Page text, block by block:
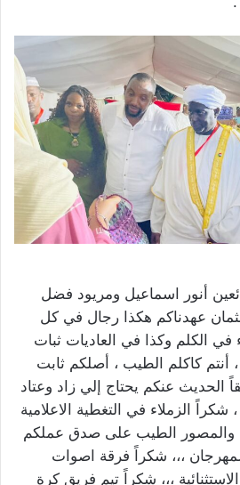
أنور اسماعيل ومريود فضل
عهدناكم هكذا رجال في كل
في الكلم وكذا في العاديات ثبات
كاكلم الطيب ، أصلكم ثابت
الحديث عنكم يحتاج إلي زاد وعتاد
الزملاء في التغطية الاعلامية
والمصور الطيب على صدق عملكم
،،، شكراً فرقة اصوات
،،، شكراً تيم فريق كرة